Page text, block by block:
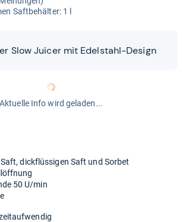
Saft­be­häl­ter: 1 l
Slow Jui­cer mit Edel­stahl-​​Design
Aktuelle Info wird geladen...
dickflüssigen Saft und Sorbet
50 U/min